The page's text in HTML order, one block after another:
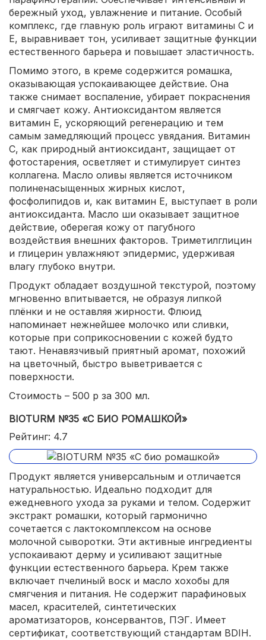
бережный уход, увлажнение и питание. Особый
комплекс, где главную роль играют витамины С и
Е, выравнивает тон, усиливает защитные функции
естественного барьера и повышает эластичность.
Помимо этого, в креме содержится ромашка,
оказывающая успокаивающее действие. Она
также снимает воспаление, убирает покраснения
и смягчает кожу. Антиоксидантом является
витамин Е, ускоряющий регенерацию и тем
самым замедляющий процесс увядания. Витамин
С, как природный антиоксидант, защищает от
фотостарения, осветляет и стимулирует синтез
коллагена. Масло оливы является источником
полиненасыщенных жирных кислот,
фосфолипидов и, как витамин Е, выступает в роли
антиоксиданта. Масло ши оказывает защитное
действие, оберегая кожу от пагубного
воздействия внешних факторов. Триметилглицин
и глицерин увлажняют эпидермис, удерживая
влагу глубоко внутри.
Продукт обладает воздушной текстурой, поэтому
мгновенно впитывается, не образуя липкой
плёнки и не оставляя жирности. Флюид
напоминает нежнейшее молочко или сливки,
которые при соприкосновении с кожей будто
тают. Ненавязчивый приятный аромат, похожий
на цветочный, быстро выветривается с
поверхности.
Стоимость – 500 р за 300 мл.
BIOTURM №35 «С БИО РОМАШКОЙ»
Рейтинг: 4.7
Продукт является универсальным и отличается
натуральностью. Идеально подходит для
ежедневного ухода за руками и телом. Содержит
экстракт ромашки, который гармонично
сочетается с лактокомплексом на основе
молочной сыворотки. Эти активные ингредиенты
успокаивают дерму и усиливают защитные
функции естественного барьера. Крем также
включает пчелиный воск и масло хохобы для
смягчения и питания. Не содержит парафиновых
масел, красителей, синтетических
ароматизаторов, консервантов, ПЭГ. Имеет
сертификат, соответствующий стандартам BDIH.